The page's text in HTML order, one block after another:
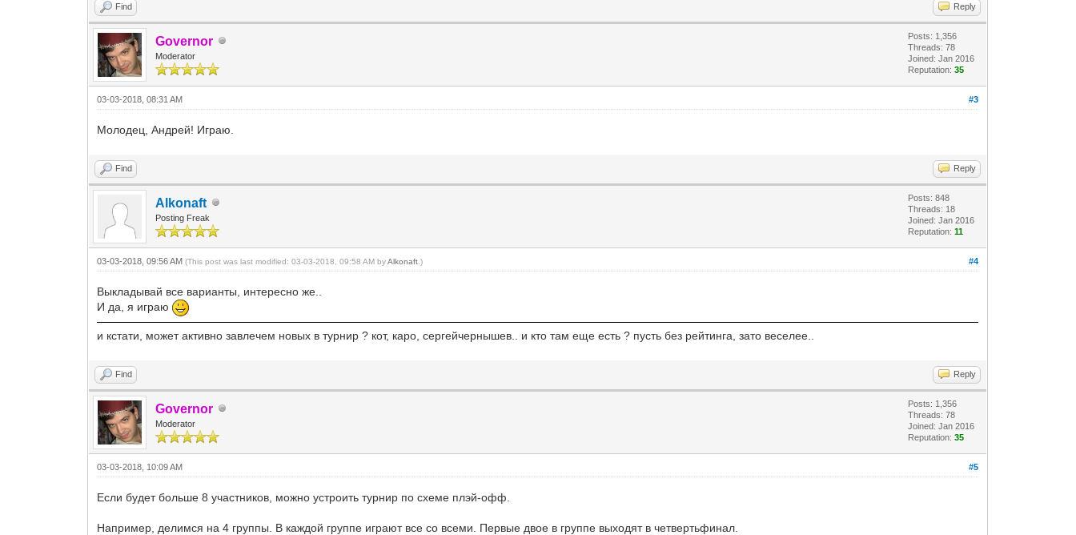
Find Reply
Governor
Moderator
Posts: 1,356
Threads: 78
Joined: Jan 2016
Reputation:35
#3
03-03-2018, 08:31 AM
Молодец, Андрей! Играю.
Find Reply
Alkonaft
Posting Freak
Posts: 848
Threads: 18
Joined: Jan 2016
Reputation:11
#4
03-03-2018, 09:56 AM(This post was last modified: 03-03-2018, 09:58 AM byAlkonaft .)
Выкладывай все варианты, интересно же..
И да, я играю
и кстати, может активно завлечем новых в турнир ? кот, каро, сергейчернышев.. и кто там еще есть ? пусть без рейтинга, зато веселее..
Find Reply
Governor
Moderator
Posts: 1,356
Threads: 78
Joined: Jan 2016
Reputation:35
#5
03-03-2018, 10:09 AM
Если будет больше 8 участников, можно устроить турнир по схеме плэй-офф.
Например, делимся на 4 группы. В каждой группе играют все со всеми. Первые двое в группе выходят в четвертьфинал.